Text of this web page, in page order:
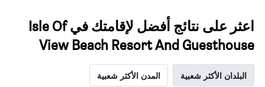
اعثر على نتائج أفضل لإقامتك في Isle Of
View Beach Resort And Guesthouse
البلدان الأكثر شعبية المدن الأكثر شعبية